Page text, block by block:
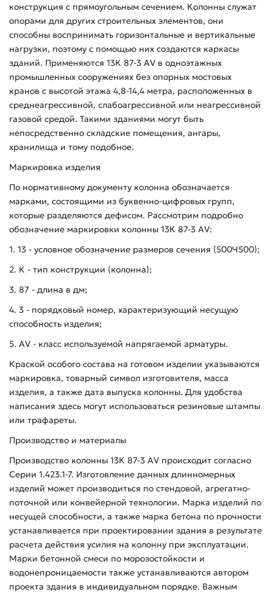
конструкция с прямоугольным сечением. Колонны служат
опорами для других строительных элементов, они
способны воспринимать горизонтальные и вертикальные
нагрузки, поэтому с помощью них создаются каркасы
зданий. Применяются 13К 87-3 АV в одноэтажных
промышленных сооружениях без опорных мостовых
кранов с высотой этажа 4,8-14,4 метра, расположенных в
среднеагрессивной, слабоагрессивной или неагрессивной
газовой средой. Такими зданиями могут быть
непосредственно складские помещения, ангары,
хранилища и тому подобное.
Маркировка изделия
По нормативному документу колонна обозначается
марками, состоящими из буквенно-цифровых групп,
которые разделяются дефисом. Рассмотрим подробно
обозначение маркировки колонны 13К 87-3 АV:
1. 13 - условное обозначение размеров сечения (500Ч500);
2. К - тип конструкции (колонна);
3. 87 - длина в дм;
4. 3 - порядковый номер, характеризующий несущую
способность изделия;
5. AV - класс используемой напрягаемой арматуры.
Краской особого состава на готовом изделии указываются
маркировка, товарный символ изготовителя, масса
изделия, а также дата выпуска колонны. Для удобства
написания здесь могут использоваться резиновые штампы
или трафареты.
Производство и материалы
Производство колонны 13К 87-3 АV происходит согласно
Серии 1.423.1-7. Изготовление данных длинномерных
изделий может производиться по стендовой, агрегатно-
поточной или конвейерной технологии. Марка изделий по
несущей способности, а также марка бетона по прочности
устанавливается при проектировании здания в результате
расчета действия усилия на колонну при эксплуатации.
Марки бетонной смеси по морозостойкости и
водонепроницаемости также устанавливаются автором
проекта здания в индивидуальном порядке. Важным